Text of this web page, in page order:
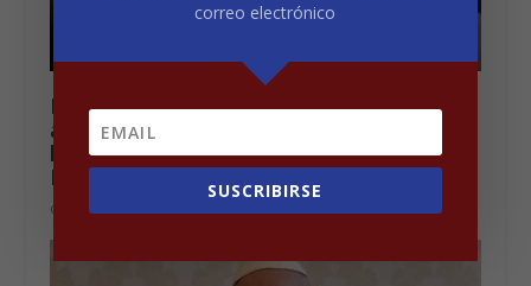
Rodríguez Palacios: “Gracias a la
ampliación de las zonas peatonales,
los vecinos disfrutarán de su Casco
Histórico como nunca antes”
octubre 21, 2021
correo electrónico
SUSCRIBIRSE